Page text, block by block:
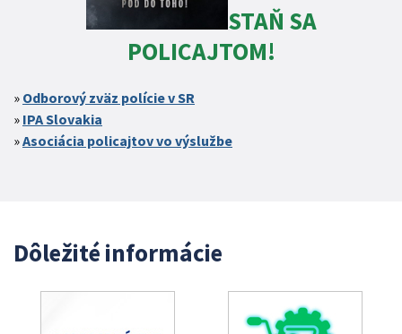
STAŇ SA
POLICAJTOM!
Odborový zväz polície v SR
IPA Slovakia
Asociácia policajtov vo výslužbe
Dôležité informácie